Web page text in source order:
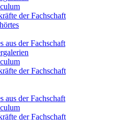
der Fachschaft
aus der Fachschaft
der Fachschaft
aus der Fachschaft
der Fachschaft